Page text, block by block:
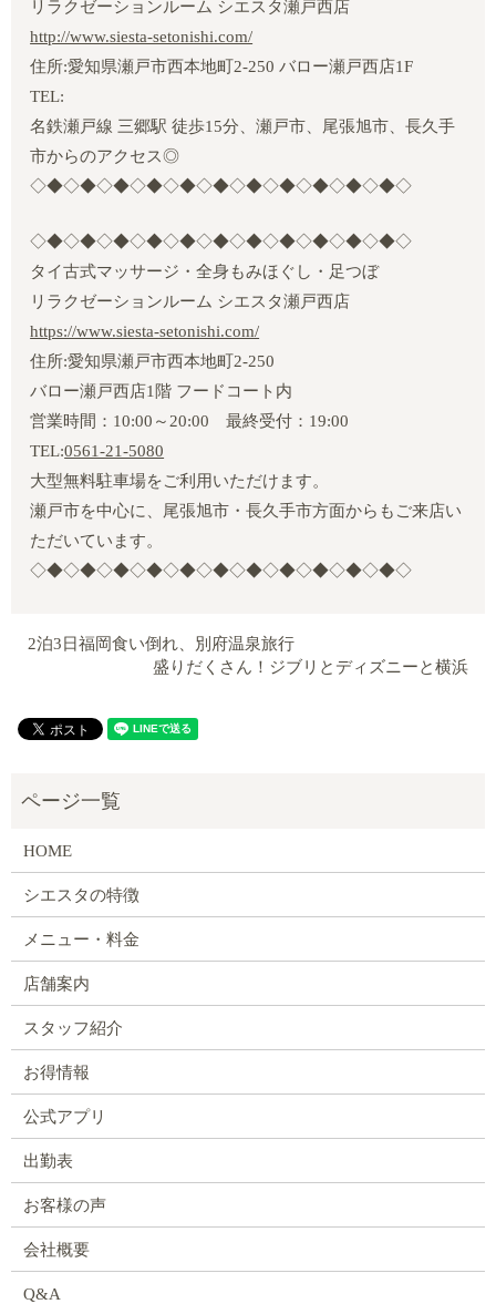
リラクゼーションルーム シエスタ瀬戸西店
http://www.siesta-setonishi.com/
住所:愛知県瀬戸市西本地町2‐250 バロー瀬戸西店1F
TEL:
名鉄瀬戸線 三郷駅 徒歩15分、瀬戸市、尾張旭市、長久手
市からのアクセス◎
◇◆◇◆◇◆◇◆◇◆◇◆◇◆◇◆◇◆◇◆◇◆◇
◇◆◇◆◇◆◇◆◇◆◇◆◇◆◇◆◇◆◇◆◇◆◇
タイ古式マッサージ・全身もみほぐし・足つぼ
リラクゼーションルーム シエスタ瀬戸西店
https://www.siesta-setonishi.com/
住所:愛知県瀬戸市西本地町2‐250
バロー瀬戸西店1階 フードコート内
営業時間：10:00～20:00 最終受付：19:00
TEL:0561-21-5080
大型無料駐車場をご利用いただけます。
瀬戸市を中心に、尾張旭市・長久手市方面からもご来店い
ただいています。
◇◆◇◆◇◆◇◆◇◆◇◆◇◆◇◆◇◆◇◆◇◆◇
2泊3日福岡食い倒れ、別府温泉旅行
盛りだくさん！ジブリとディズニーと横浜
HOME
シエスタの特徴
メニュー・料金
店舗案内
スタッフ紹介
お得情報
公式アプリ
出勤表
お客様の声
会社概要
Q&A